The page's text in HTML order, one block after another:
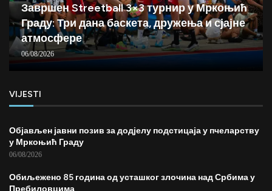
Завршен Streetball 3×3 турнир у Мркоњић
Граду: Три дана баскета, дружења и сјајне
атмосфере
06/08/2026
VIJESTI
Објављен јавни позив за додјелу подстицаја у пчеларству
у Мркоњић Граду
06/08/2026
Обиљежено 85 година од усташког злочина над Србима у
Пребиловцима